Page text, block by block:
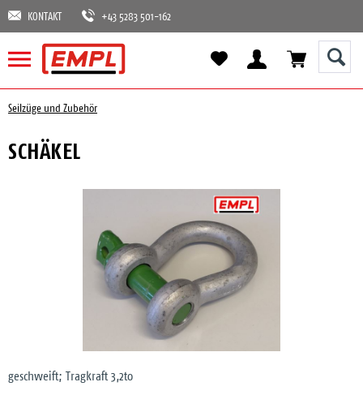
KONTAKT +43 5283 501-162
Seilzüge und Zubehör
SCHÄKEL
geschweift; Tragkraft 3,2to